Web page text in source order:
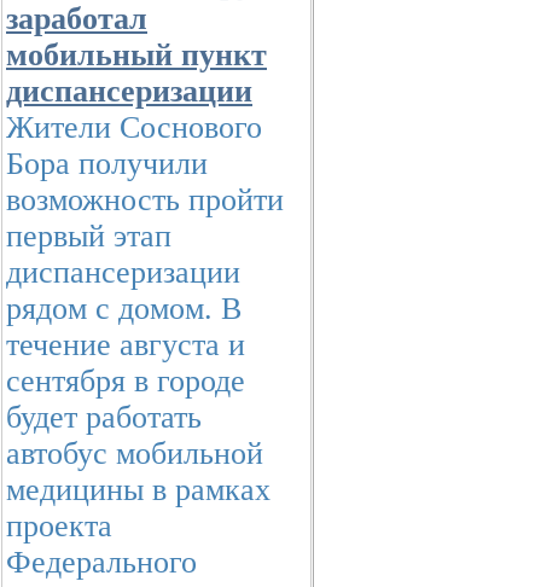
заработал
мобильный пункт
диспансеризации
Жители Соснового
Бора получили
возможность пройти
первый этап
диспансеризации
рядом с домом. В
течение августа и
сентября в городе
будет работать
автобус мобильной
медицины в рамках
проекта
Федерального